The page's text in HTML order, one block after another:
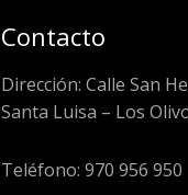
Contacto
Dirección: Calle San
Santa Luisa – Los
Teléfono: 970 956 950